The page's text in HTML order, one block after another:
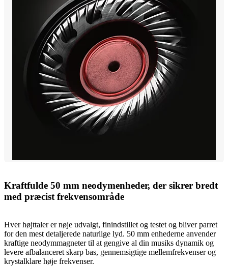
Kraftfulde 50 mm neodymenheder, der sikrer bredt
med præcist frekvensområde
Hver højttaler er nøje udvalgt, finindstillet og testet og bliver parret
for den mest detaljerede naturlige lyd. 50 mm enhederne anvender
kraftige neodymmagneter til at gengive al din musiks dynamik og
levere afbalanceret skarp bas, gennemsigtige mellemfrekvenser og
krystalklare høje frekvenser.